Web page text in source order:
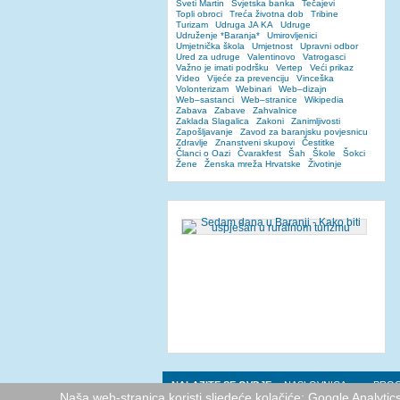
Sveti Martin
Svjetska banka
Tečajevi
Topli obroci
Treća životna dob
Tribine
Turizam
Udruga JA KA
Udruge
Udruženje *Baranja*
Umirovljenici
Umjetnička škola
Umjetnost
Upravni odbor
Ured za udruge
Valentinovo
Vatrogasci
Važno je imati podršku
Vertep
Veći prikaz
Video
Vijeće za prevenciju
Vinceška
Volonterizam
Webinari
Web–dizajn
Web–sastanci
Web–stranice
Wikipedia
Zabava
Zabave
Zahvalnice
Zaklada Slagalica
Zakoni
Zanimljivosti
Zapošljavanje
Zavod za baranjsku povjesnicu
Zdravlje
Znanstveni skupovi
Čestitke
Članci o Oazi
Čvarakfest Šah Škole
Šokci
Žene
Ženska mreža Hrvatske Životinje
NALAZITE SE OVDJE: NASLOVNICA